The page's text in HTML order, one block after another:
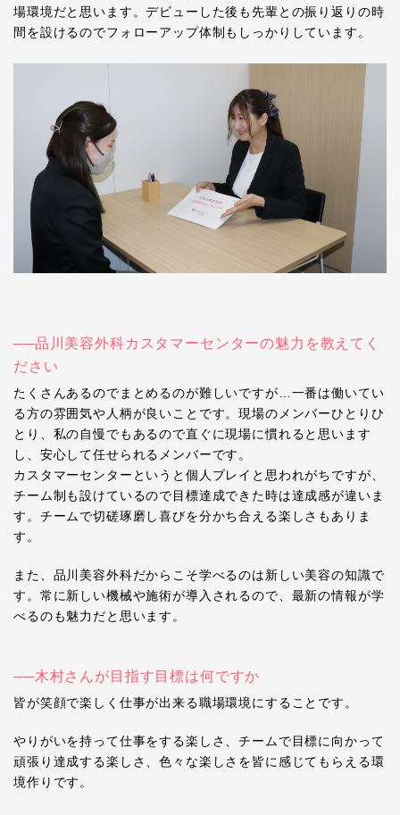
場環境だと思います。デビューした後も先輩との振り返りの時
間を設けるのでフォローアップ体制もしっかりしています。
──品川美容外科カスタマーセンターの魅力を教えてく
ださい
たくさんあるのでまとめるのが難しいですが
一番は働いてい
る方の雰囲気や人柄が良いことです。現場のメンバーひとりひ
とり、私の自慢でもあるので直ぐに現場に慣れると思います
し、安心して任せられるメンバーです。
カスタマーセンターというと個人プレイと思われがちですが、
チーム制も設けているので目標達成できた時は達成感が違いま
す。チームで切磋琢磨し喜びを分かち合える楽しさもありま
す。
また、品川美容外科だからこそ学べるのは新しい美容の知識で
す。常に新しい機械や施術が導入されるので、最新の情報が学
べるのも魅力だと思います。
──木村さんが目指す目標は何ですか
皆が笑顔で楽しく仕事が出来る職場環境にすることです。
やりがいを持って仕事をする楽しさ、チームで目標に向かって
頑張り達成する楽しさ、色々な楽しさを皆に感じてもらえる環
境作りです。